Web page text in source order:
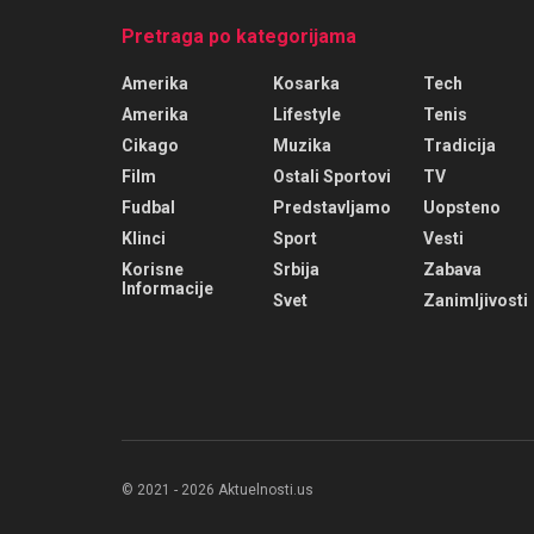
Pretraga po kategorijama
Amerika
Amerika
Cikago
Film
Fudbal
Klinci
Korisne
Informacije
Kosarka
Lifestyle
Muzika
Ostali Sportovi
Predstavljamo
Sport
Srbija
Svet
Tech
Tenis
Tradicija
TV
Uopsteno
Vesti
Zabava
Zanimljivosti
© 2021 - 2026 Aktuelnosti.us